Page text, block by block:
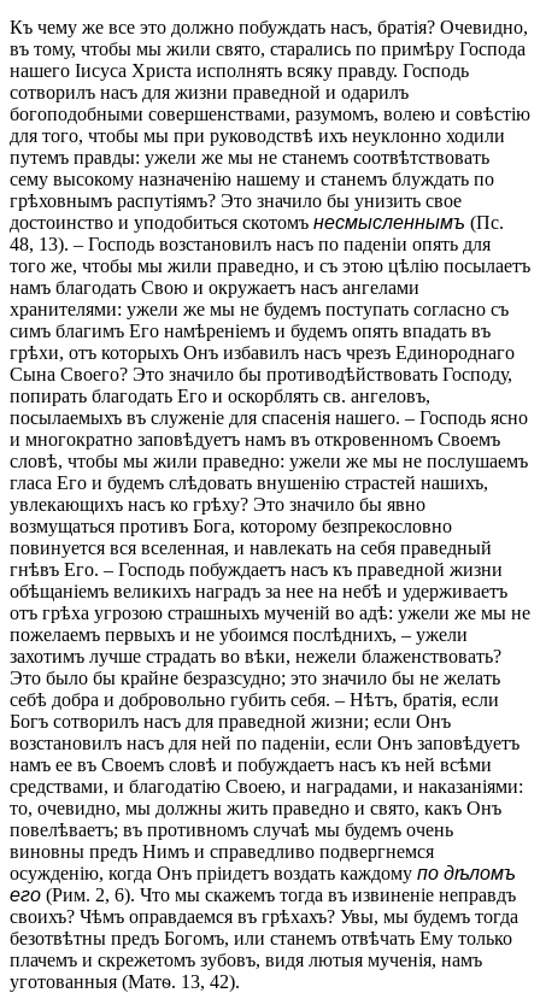
Къ чему же все это должно побуждать насъ, братія? Очевидно,
въ тому, чтобы мы жили свято, старались по примѣру Господа
нашего Іисуса Христа исполнять всяку правду. Господь
сотворилъ насъ для жизни праведной и одарилъ
богоподобными совершенствами, разумомъ, волею и совѣстію
для того, чтобы мы при руководствѣ ихъ неуклонно ходили
путемъ правды: ужели же мы не станемъ соотвѣтствовать
сему высокому назначенію нашему и станемъ блуждать по
грѣховнымъ распутіямъ? Это значило бы унизить свое
достоинство и уподобиться скотомъ несмысленнымъ (Пс.
48, 13). – Господь возстановилъ насъ по паденіи опять для
того же, чтобы мы жили праведно, и съ этою цѣлію посылаетъ
намъ благодать Свою и окружаетъ насъ ангелами
хранителями: ужели же мы не будемъ поступать согласно съ
симъ благимъ Его намѣреніемъ и будемъ опять впадать въ
грѣхи, отъ которыхъ Онъ избавилъ насъ чрезъ Единороднаго
Сына Своего? Это значило бы противодѣйствовать Господу,
попирать благодать Его и оскорблять св. ангеловъ,
посылаемыхъ въ служеніе для спасенія нашего. – Господь ясно
и многократно заповѣдуетъ намъ въ откровенномъ Своемъ
словѣ, чтобы мы жили праведно: ужели же мы не послушаемъ
гласа Его и будемъ слѣдовать внушенію страстей нашихъ,
увлекающихъ насъ ко грѣху? Это значило бы явно
возмущаться противъ Бога, которому безпрекословно
повинуется вся вселенная, и навлекать на себя праведный
гнѣвъ Его. – Господь побуждаетъ насъ къ праведной жизни
обѣщаніемъ великихъ наградъ за нее на небѣ и удерживаетъ
отъ грѣха угрозою страшныхъ мученій во адѣ: ужели же мы не
пожелаемъ первыхъ и не убоимся послѣднихъ, – ужели
захотимъ лучше страдать во вѣки, нежели блаженствовать?
Это было бы крайне безразсудно; это значило бы не желать
себѣ добра и добровольно губить себя. – Нѣтъ, братія, если
Богъ сотворилъ насъ для праведной жизни; если Онъ
возстановилъ насъ для ней по паденіи, если Онъ заповѣдуетъ
намъ ее въ Своемъ словѣ и побуждаетъ насъ къ ней всѣми
средствами, и благодатію Своею, и наградами, и наказаніями:
то, очевидно, мы должны жить праведно и свято, какъ Онъ
повелѣваетъ; въ противномъ случаѣ мы будемъ очень
виновны предъ Нимъ и справедливо подвергнемся
осужденію, когда Онъ пріидетъ воздать каждому по дѣломъ
его (Рим. 2, 6). Что мы скажемъ тогда въ извиненіе неправдъ
своихъ? Чѣмъ оправдаемся въ грѣхахъ? Увы, мы будемъ тогда
безотвѣтны предъ Богомъ, или станемъ отвѣчать Ему только
плачемъ и скрежетомъ зубовъ, видя лютыя мученія, намъ
уготованныя (Матѳ. 13, 42).